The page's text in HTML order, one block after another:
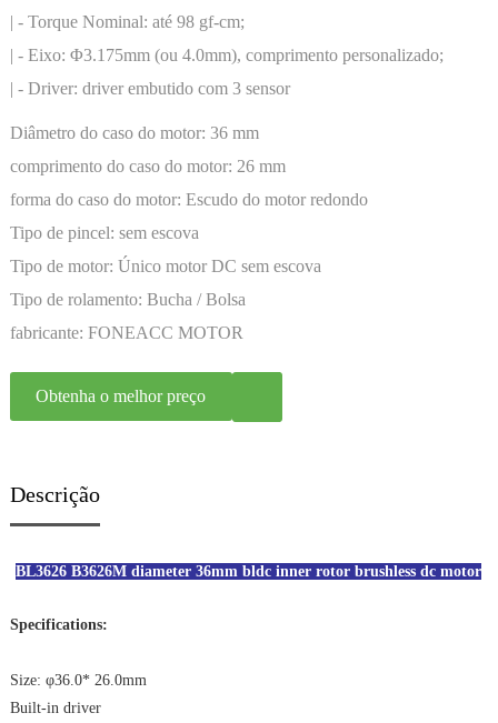
| - Torque Nominal: até 98 gf-cm;
| - Eixo: Φ3.175mm (ou 4.0mm), comprimento personalizado;
| - Driver: driver embutido com 3 sensor
Diâmetro do caso do motor: 36 mm
comprimento do caso do motor: 26 mm
forma do caso do motor: Escudo do motor redondo
Tipo de pincel: sem escova
Tipo de motor: Único motor DC sem escova
Tipo de rolamento: Bucha / Bolsa
fabricante: FONEACC MOTOR
Obtenha o melhor preço
Descrição
BL3626 B3626M diameter 36mm bldc inner rotor brushless dc motor
Specifications:
Size: φ36.0* 26.0mm
Built-in driver